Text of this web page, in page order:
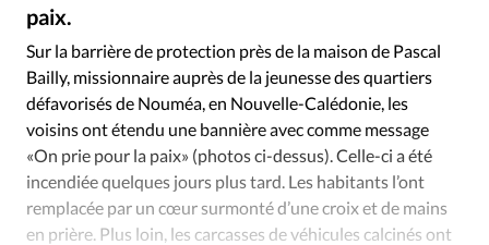
Devise:
RUBRIQUES
Tous les articles
Actualité chrétienne
Actualité internationale
Chronique
Culture
Dossier
Eglises Foi Génération réveil
Monde
Opinions
Publireportage
Relations Aujourd'hui
Société
Tour du monde des Eglises
Trait d'Ixène
paix.
Sur la barrière de protection près de la maison de Pascal
Bailly, missionnaire auprès de la jeunesse des quartiers
défavorisés de Nouméa, en Nouvelle-Calédonie, les
voisins ont étendu une bannière avec comme message
«On prie pour la paix» (photos ci-dessus). Celle-ci a été
incendiée quelques jours plus tard. Les habitants l’ont
remplacée par un cœur surmonté d’une croix et de mains
en prière. Plus loin, les carcasses de véhicules calcinés ont